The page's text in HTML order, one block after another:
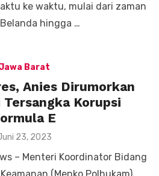
ke waktu, mulai dari zaman
hingga …
Barat
Anies Dirumorkan
Korupsi
E
23, 2023
– Menteri Koordinator Bidang